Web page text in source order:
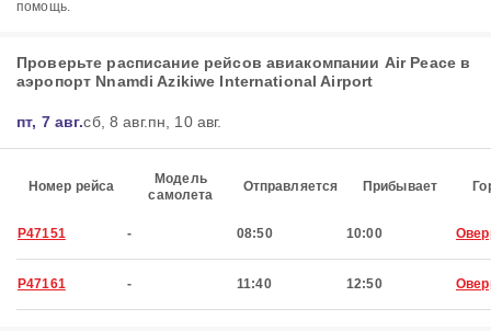
помощь.
Проверьте расписание рейсов авиакомпании Air Peace в
аэропорт Nnamdi Azikiwe International Airport
пт, 7 авг.сб, 8 авг.пн, 10 авг.
Номер рейса
Модель
самолета
Отправляется Прибывает
P47151 - 08:50 10:00
P47161 - 11:40 12:50